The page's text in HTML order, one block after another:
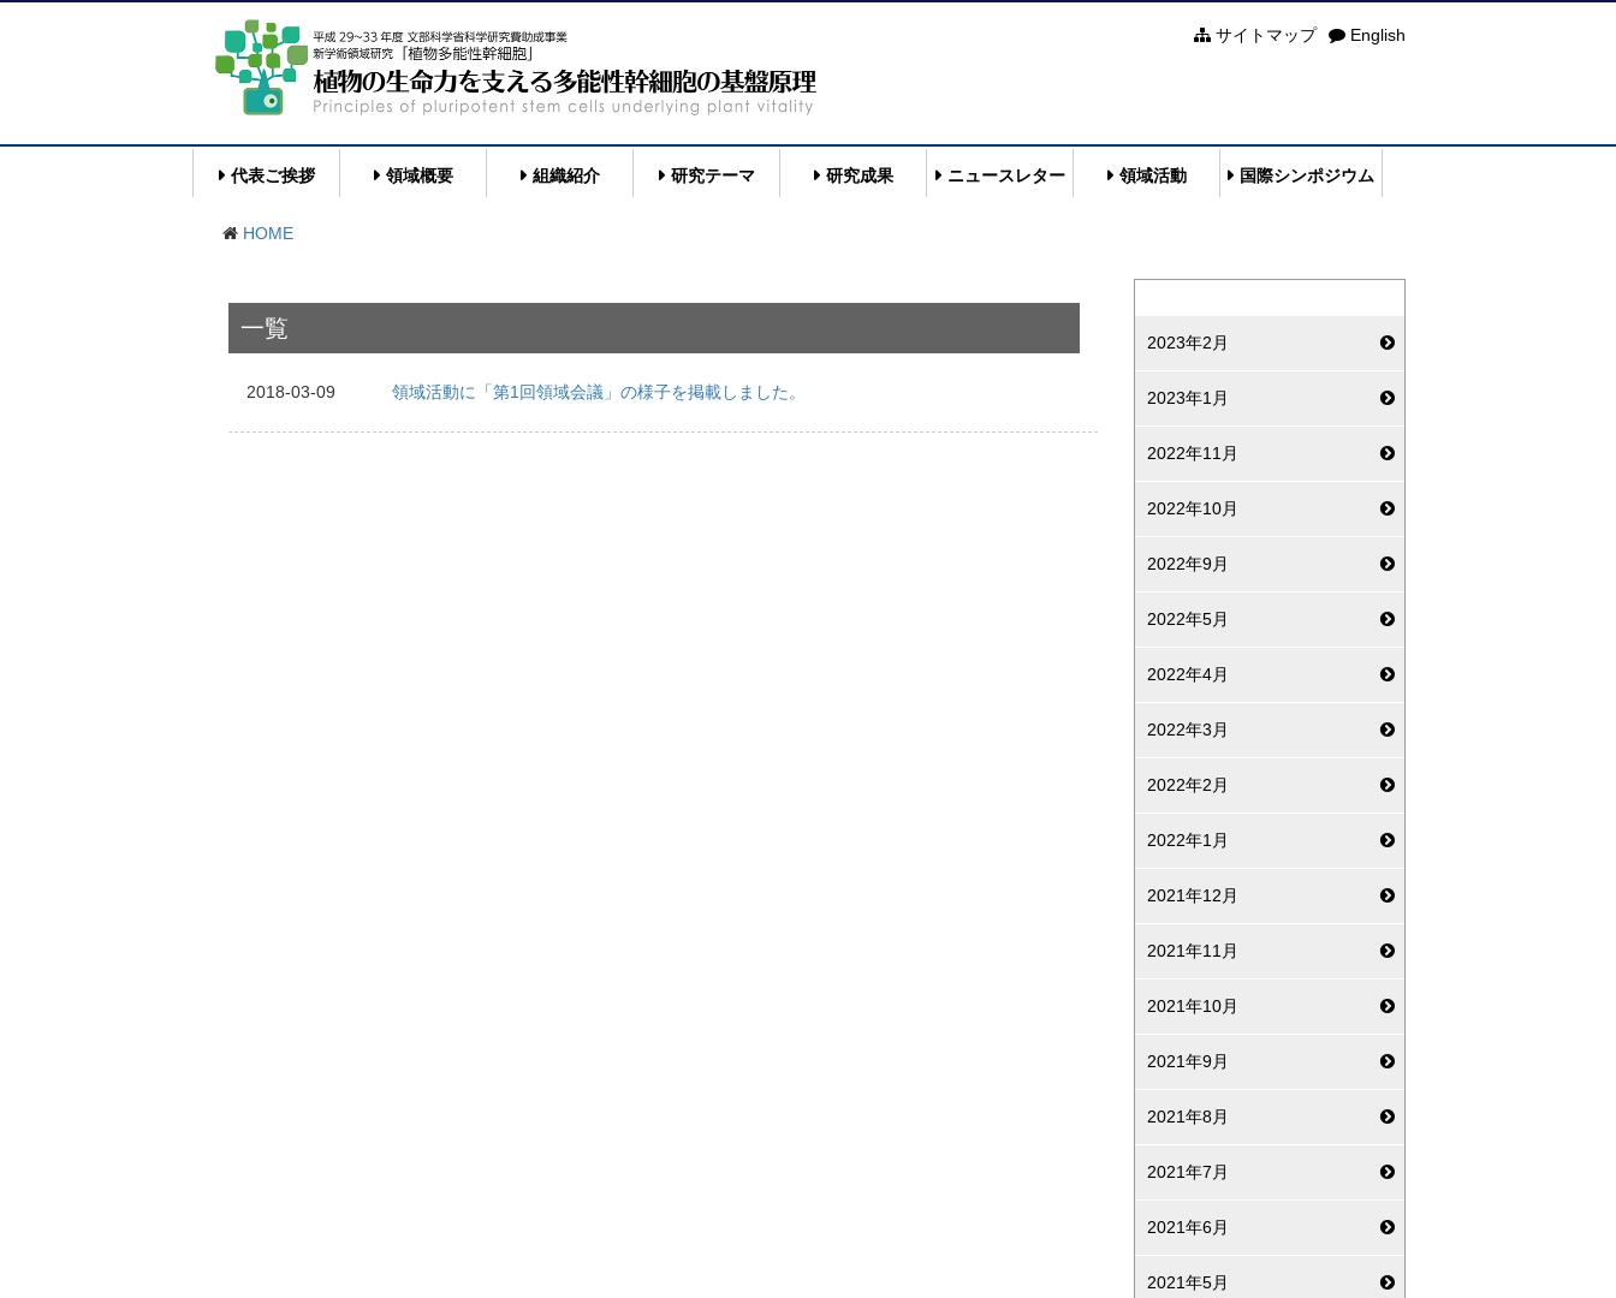
English
サイトマップ
代表ご挨拶 領域概要 組織紹介 研究テーマ 研究成果 ニュースレター 領域活動 国際シンポジウム
HOME
2023年2月
2023年1月
2022年11月
2022年10月
2022年9月
2022年5月
2022年4月
2022年3月
2022年2月
2022年1月
2021年12月
2021年11月
2021年10月
2021年9月
2021年8月
2021年7月
2021年6月
2021年5月
一覧
2018-03-09 領域活動に「第1回領域会議」の様子を掲載しました。